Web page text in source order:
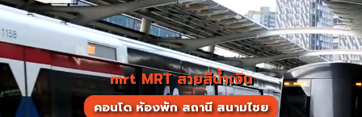
mrt MRT สายสีน้ำเงิน
คอนโด ห้องพัก สถานี สนามไชย